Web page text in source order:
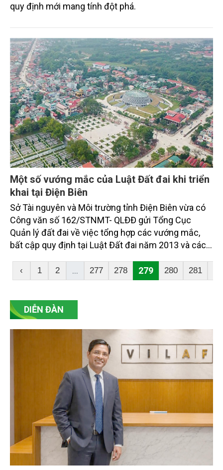
quy định mới mang tính đột phá.
Một số vướng mắc của Luật Đất đai khi triển
khai tại Điện Biên
Sở Tài nguyên và Môi trường tỉnh Điện Biên vừa có
Công văn số 162/STNMT- QLĐĐ gửi Tổng Cục
Quản lý đất đai về việc tổng hợp các vướng mắc,
bất cập quy định tại Luật Đất đai năm 2013 và các
Luật, đồng thời đề xuất một số nội dung cần sửa
đổi, bổ sung.
‹ 1 2 ... 277 278 279 280 281
DIỄN ĐÀN